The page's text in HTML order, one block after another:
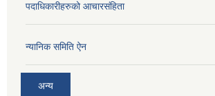
पदाधिकारीहरुको आचारसंहिता
न्यानिक समिति ऐन
अन्य